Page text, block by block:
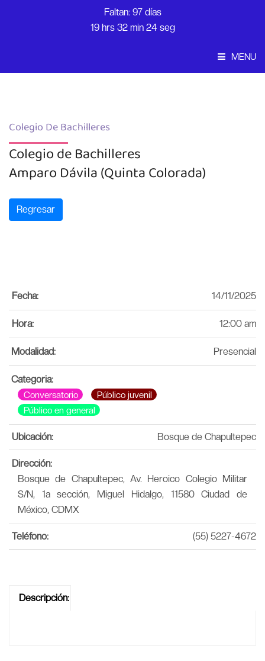
Faltan: 97 días
19 hrs 32 min 24 seg
MENU
Inicio
Colegio De Bachilleres
Colegio de Bachilleres
Amparo Dávila (Quinta Colorada)
Regresar
Fecha: 14/11/2025
Hora: 12:00 am
Modalidad: Presencial
Categoria:
Conversatorio
Público juvenil
Público en general
Ubicación: Bosque de Chapultepec
Dirección:
Bosque de Chapultepec, Av. Heroico Colegio Militar
S/N, 1a sección, Miguel Hidalgo, 11580 Ciudad de
México, CDMX
Teléfono: (55) 5227-4672
Descripción: